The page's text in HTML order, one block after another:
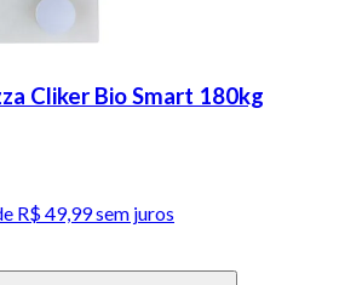
Cliker Bio Smart 180kg
R$ 49,99sem juros